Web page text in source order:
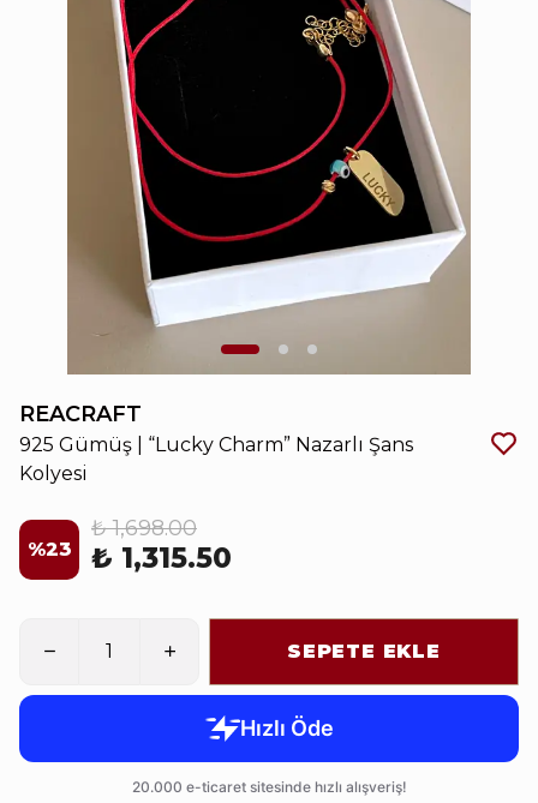
REACRAFT
925 Gümüş | “Lucky Charm” Nazarlı Şans
Kolyesi
%23
₺ 1,698.00
₺ 1,315.50
SEPETE EKLE